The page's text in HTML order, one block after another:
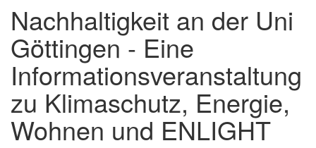
Nachhaltigkeit an der Uni
Göttingen - Eine
Informationsveranstaltung
zu Klimaschutz, Energie,
Wohnen und ENLIGHT